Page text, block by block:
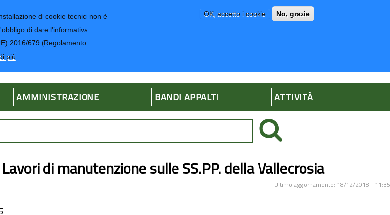
di cookie tecnici non è
di dare l'informativa
2016/679 (Regolamento
più
OK, accetto i cookie No, grazie
AMMINISTRAZIONE BANDI APPALTI ATTIVITÀ
Lavori di manutenzione sulle SS.PP. della Vallecrosia
Ultimo aggiornamento: 18/12/2018 - 11:35